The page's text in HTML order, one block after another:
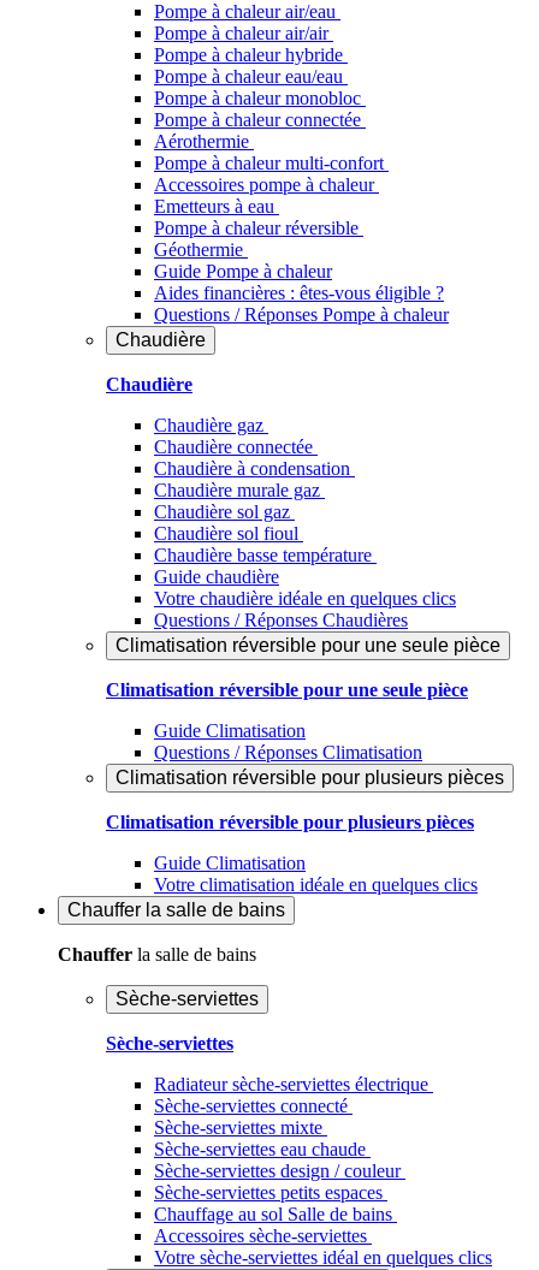
Pompe à chaleur air/eau
Pompe à chaleur air/air
Pompe à chaleur hybride
Pompe à chaleur​ eau/eau
Pompe à chaleur monobloc
Pompe à chaleur connectée
Aérothermie
Pompe à chaleur multi-confort
Accessoires pompe à chaleur
Emetteurs à eau
Pompe à chaleur réversible
Géothermie
Guide Pompe à chaleur
Aides financières : êtes-vous éligible ?
Questions / Réponses Pompe à chaleur
Chaudière
Chaudière
Chaudière gaz
Chaudière connectée
Chaudière à condensation
Chaudière murale gaz
Chaudière sol gaz
Chaudière sol fioul
Chaudière basse température
Guide chaudière
Votre chaudière idéale en quelques clics
Questions / Réponses Chaudières
Climatisation réversible pour une seule pièce
Climatisation réversible pour une seule pièce
Guide Climatisation
Questions / Réponses Climatisation
Climatisation réversible pour plusieurs pièces
Climatisation réversible pour plusieurs pièces
Guide Climatisation
Votre climatisation idéale en quelques clics
Chauffer la salle de bains
Chauffer la salle de bains
Sèche-serviettes
Sèche-serviettes
Radiateur sèche-serviettes électrique
Sèche-serviettes connecté
Sèche-serviettes mixte
Sèche-serviettes eau chaude
Sèche-serviettes design / couleur
Sèche-serviettes petits espaces
Chauffage au sol Salle de bains
Accessoires sèche-serviettes
Votre sèche-serviettes idéal en quelques clics